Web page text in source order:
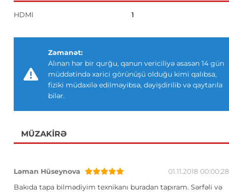
HDMI 1
Zəmanət:
Alınan hər bir qurğu, qanun vericiliyə əsasən 14 gün
müddətində xarici görünüşü olduğu kimi qalıbsa,
fiziki müdaxilə edilməyibsə, dəyişdirilib və qaytarıla
bilər.
MÜZAKIRƏ
Ləman Hüseynova
01.11.2018 00:00:28
Bakıda tapa bilmədiyim texnikanı buradan tapıram. Sərfəli və